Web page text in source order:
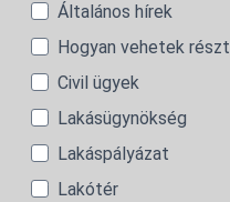
Általános hírek
Hogyan vehetek részt
Civil ügyek
Lakásügynökség
Lakáspályázat
Lakótér